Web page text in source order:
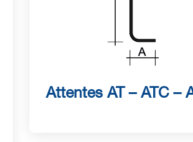
Attentes AT – ATC –